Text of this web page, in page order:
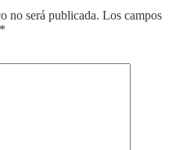
no será publicada. Los campos
*